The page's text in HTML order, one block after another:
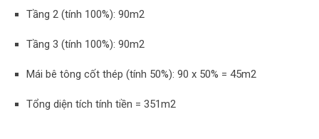
Tầng 2 (tính 100%):90m2
Tầng 3 (tính 100%):90m2
Mái bê tông cốt thép (tính 50%):90 x 50% = 45m2
Tổng diện tích tính tiền = 351m2